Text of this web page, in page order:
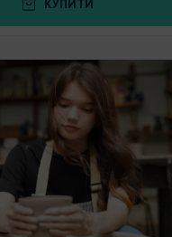
КУПИТИ